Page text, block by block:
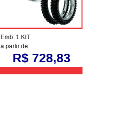
Emb: 1 KIT
a partir de:
R$ 728,83